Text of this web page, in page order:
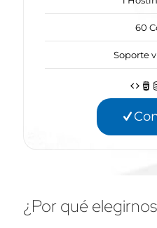
60
Soporte
¿Por qué